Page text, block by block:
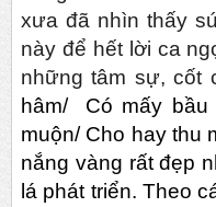
xưa đã nhìn thấy
này để hết lời ca
những tâm sự, cốt
hâm/ Có mấy bầu
muộn/ Cho hay thu
nắng vàng rất đẹp
lá phát triển. Theo